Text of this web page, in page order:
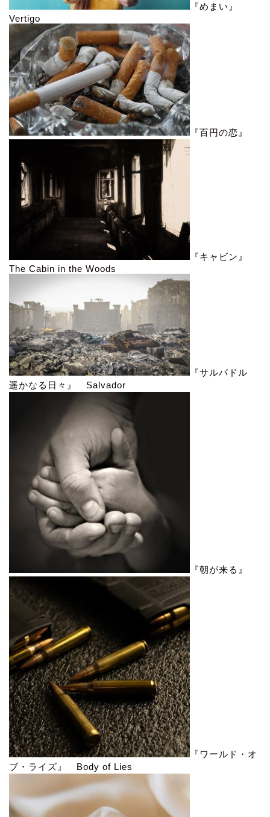
『めまい』
Vertigo
『百円の恋』
『キャビン』
The Cabin in the Woods
『サルバドル
遥かなる日々』 Salvador
『朝が来る』
『ワールド・オ
ブ・ライズ』 Body of Lies